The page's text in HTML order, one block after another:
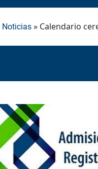
Noticias » Calendario